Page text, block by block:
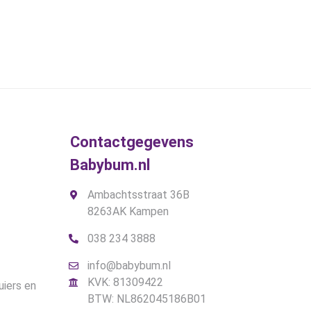
en
Contactgegevens
Babybum.nl
Ambachtsstraat 36B
8263AK Kampen
038 234 3888
info@babybum.nl
KVK: 81309422
BTW: NL862045186B01